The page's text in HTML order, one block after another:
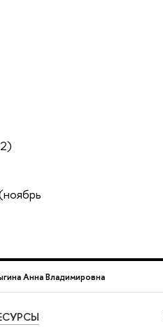
Анна Владимировна